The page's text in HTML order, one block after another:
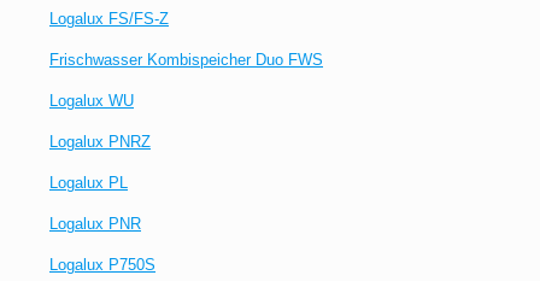
Logalux FS/FS-Z
Frischwasser Kombispeicher Duo FWS
Logalux WU
Logalux PNRZ
Logalux PL
Logalux PNR
Logalux P750S